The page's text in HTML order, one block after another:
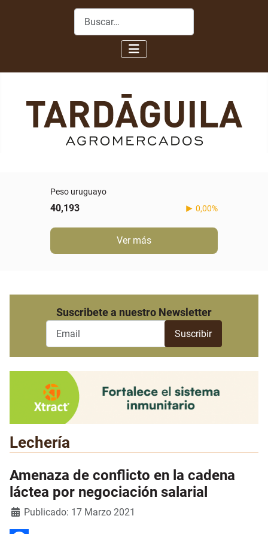
Buscar
Peso uruguayo
40,193 0,00%
Ver más
Suscribete a nuestro Newsletter
Lechería
Amenaza de conflicto en la cadena
láctea por negociación salarial
DetallesPublicado: 17 Marzo 2021